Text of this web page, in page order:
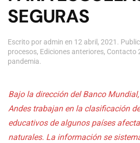
SEGURAS
Escrito por admin en 12 abril, 2021 .
procesos, Ediciones anteriores, Contacto
pandemia.
Bajo la dirección del Banco
Andes trabajan en la clasificación
educativos de algunos países
naturales. La información se